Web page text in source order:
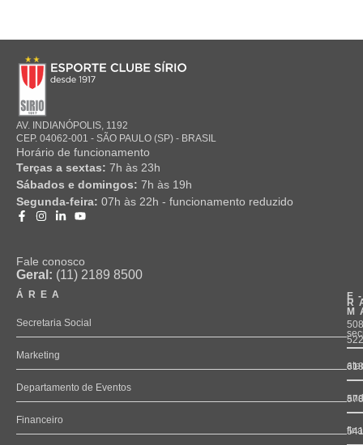
AV. INDIANÓPOLIS, 1192
CEP. 04062-001 - SÃO PAULO (SP) - BRASIL
Horário de funcionamento
Terças a sextas: 7h às 23h
Sábados e domingos: 7h às 19h
Segunda-feira: 07h às 22h - funcionamento reduzido
Fale conosco
Geral: (11) 2189 8500
ÁREA
Secretaria Social
Marketing
Departamento de Eventos
Financeiro
522
618
578
541